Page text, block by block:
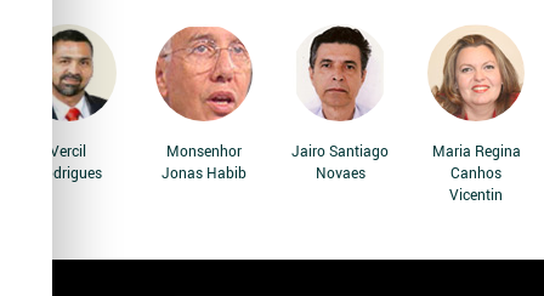
Vercil
Rodrigues
Monsenhor
Jonas Habib
Jairo Santiago
Novaes
Maria Regina
Canhos
Vicentin